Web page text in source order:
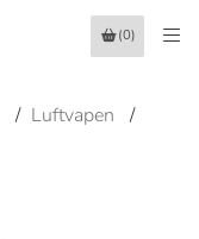
(0)
/ Luftvapen
/